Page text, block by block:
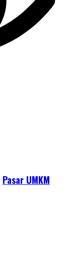
Pasar UMKM